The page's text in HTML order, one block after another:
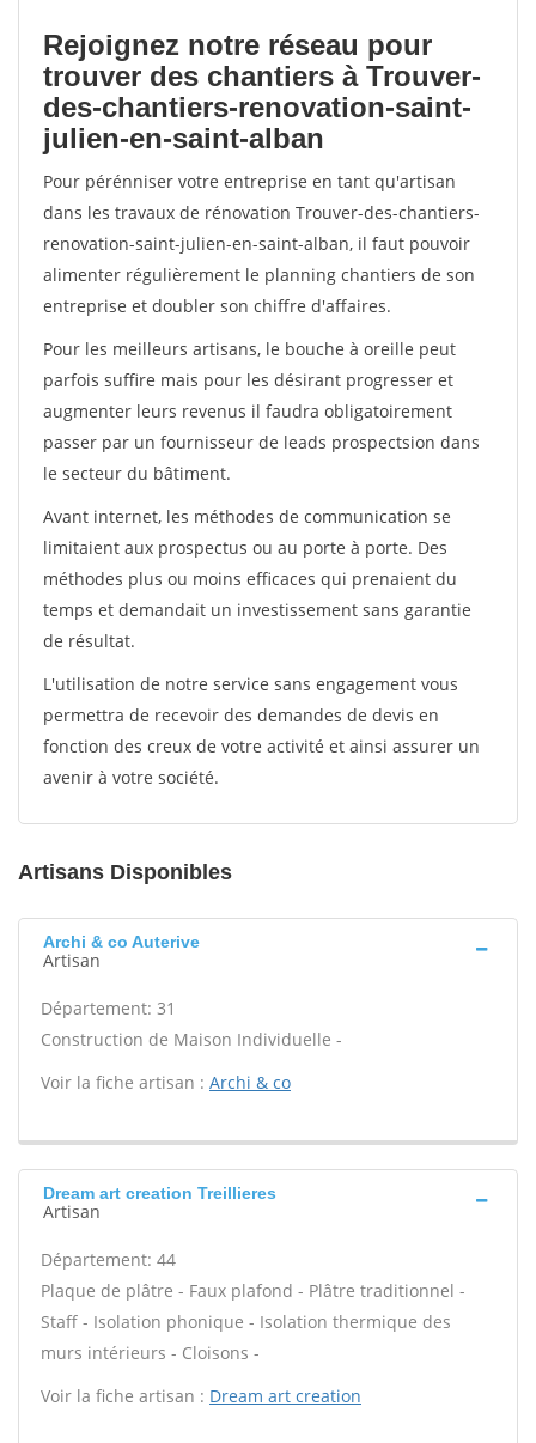
Rejoignez notre réseau pour
trouver des chantiers à Trouver-
des-chantiers-renovation-saint-
julien-en-saint-alban
Pour pérénniser votre entreprise en tant qu'artisan
dans les travaux de rénovation Trouver-des-chantiers-
renovation-saint-julien-en-saint-alban, il faut pouvoir
alimenter régulièrement le planning chantiers de son
entreprise et doubler son chiffre d'affaires.
Pour les meilleurs artisans, le bouche à oreille peut
parfois suffire mais pour les désirant progresser et
augmenter leurs revenus il faudra obligatoirement
passer par un fournisseur de leads prospectsion dans
le secteur du bâtiment.
Avant internet, les méthodes de communication se
limitaient aux prospectus ou au porte à porte. Des
méthodes plus ou moins efficaces qui prenaient du
temps et demandait un investissement sans garantie
de résultat.
L'utilisation de notre service sans engagement vous
permettra de recevoir des demandes de devis en
fonction des creux de votre activité et ainsi assurer un
avenir à votre société.
Artisans Disponibles
Archi & co Auterive
Artisan
Département: 31
Construction de Maison Individuelle -
Voir la fiche artisan : Archi & co
Dream art creation Treillieres
Artisan
Département: 44
Plaque de plâtre - Faux plafond - Plâtre traditionnel -
Staff - Isolation phonique - Isolation thermique des
murs intérieurs - Cloisons -
Voir la fiche artisan : Dream art creation